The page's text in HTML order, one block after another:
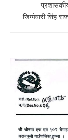
जिम्मेवारी सिंह